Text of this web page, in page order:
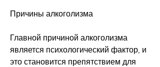
Причины алкоголизма
Главной причиной алкоголизма
является психологический фактор, и
это становится препятствием для